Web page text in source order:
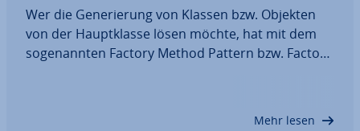
Wer die Ge­ne­rie­rung von Klassen bzw. Objekten
von der Haupt­klas­se lösen möchte, hat mit dem
so­ge­nann­ten Factory Method Pattern bzw. Factory
Mehr lesen